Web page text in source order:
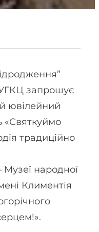
УГКЦ запрошує
ювілейний
«Святкуймо
традиційно
народної
Климентія